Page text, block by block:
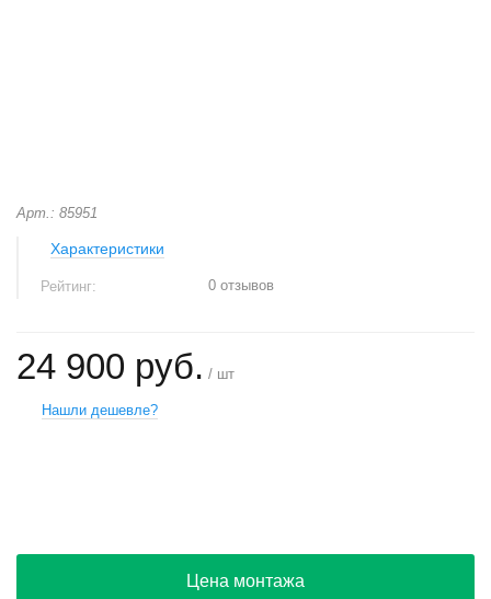
Арт.: 85951
Характеристики
Рейтинг: 0 отзывов
24 900 руб. / шт
Нашли дешевле?
Цена монтажа